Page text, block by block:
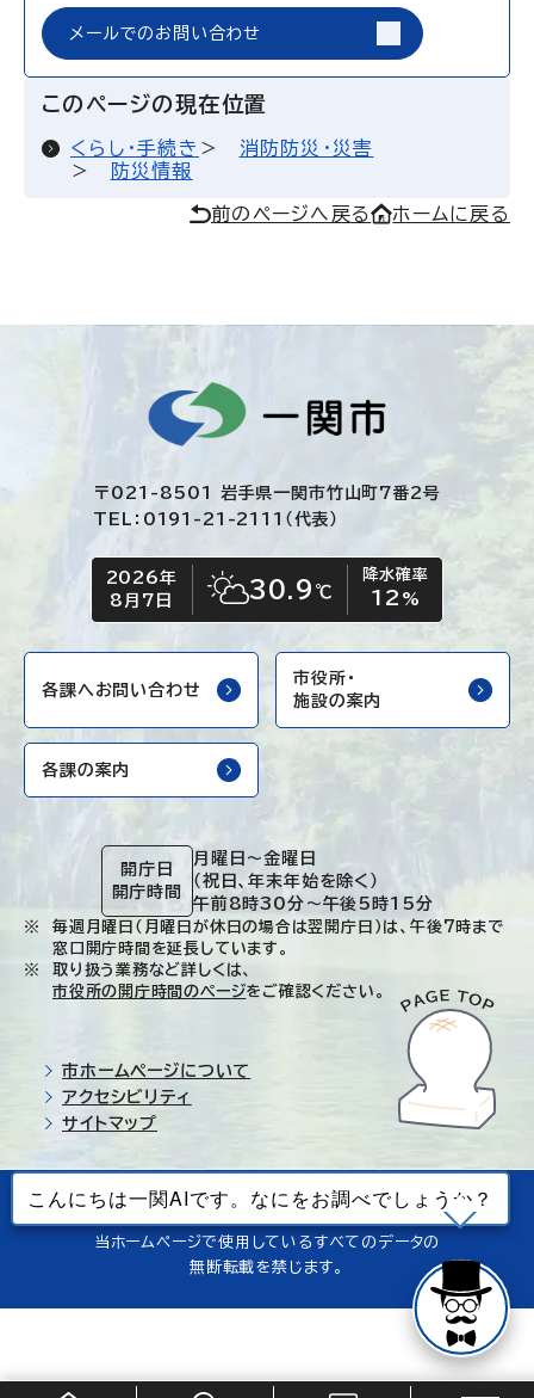
メールでのお問い合わせ
このページの現在位置
くらし・手続き
消防防災・災害
防災情報
前のページへ戻る ホームに戻る
〒021-8501 岩手県一関市竹山町7番2号
TEL：0191-21-2111（代表）
今日の日付
2026年
8月7日
今日の天気
晴れ時々くもり
30.9 ℃
降水確率
12 %
各課へお問い合わせ
市役所・
施設の案内
各課の案内
開庁日
開庁時間
月曜日～金曜日
（祝日、年末年始を除く）
午前8時30分～午後5時15分
毎週月曜日（月曜日が休日の場合は翌開庁日）は、午後7時まで
窓口開庁時間を延長しています。
取り扱う業務など詳しくは、
市役所の開庁時間のページをご確認ください。
市ホームページについて
アクセシビリティ
サイトマップ
© Ichinoseki-city. All rights reserved.
当ホームページで使用しているすべてのデータの
無断転載を禁じます。